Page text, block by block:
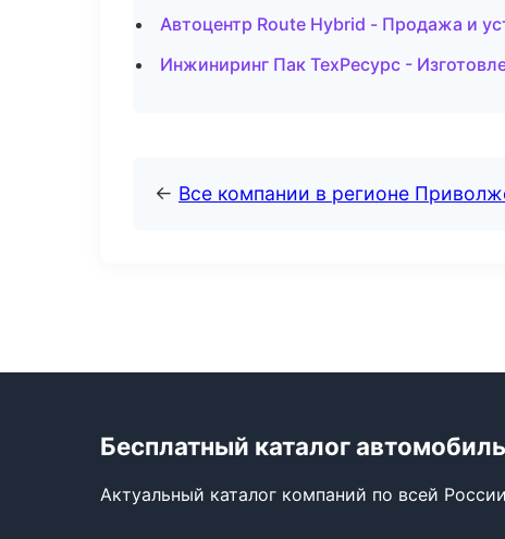
Автоцентр Route Hybrid - Продажа и
Инжиниринг Пак ТехРесурс -
← Все компании в регионе
Бесплатный каталог
Актуальный каталог компаний по всей России